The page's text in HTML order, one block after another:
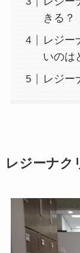
きる？
レジー
いのは
レジー
レジーナク